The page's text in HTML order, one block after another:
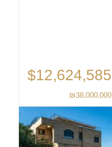
$12,624,585
₪38,000,000